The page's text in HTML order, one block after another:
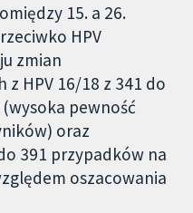
15. a 26.
HPV
zmian
HPV 16/18 z 341 do
pewność
oraz
391 przypadków na
oszacowania